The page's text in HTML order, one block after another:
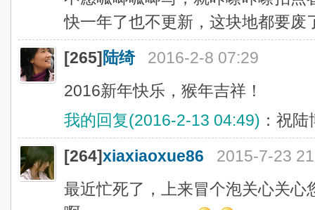
快一年了也不更新，这块地都要废
[265]陆绮
2016-2-8 07:29
2016新年快乐，猴年吉祥！
我的回复(2016-2-13 04:49) ：祝
[264]xiaxiaoxue86
2015-7-23
最近忙死了，上来冒个泡关心关心